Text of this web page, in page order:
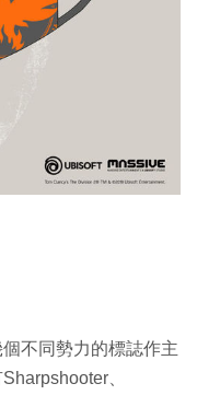
不同勢力的標誌作主
、